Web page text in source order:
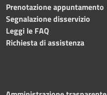
Prenotazione appuntamento
Segnalazione disservizio
Leggi le FAQ
Richiesta di assistenza